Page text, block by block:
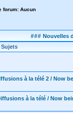
forum: Aucun
### Nouvelles
Sujets
à la télé 2 / Now
à la télé / Now